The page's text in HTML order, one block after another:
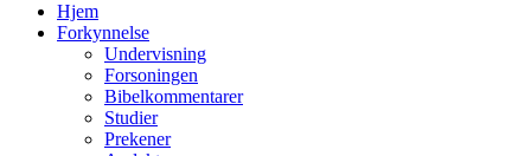
Hjem
Forkynnelse
Undervisning
Forsoningen
Bibelkommentarer
Studier
Prekener